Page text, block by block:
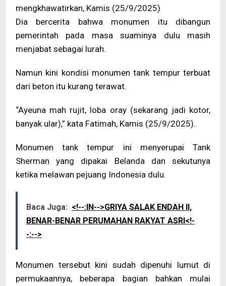
mengkhawatirkan, Kamis (25/9/2025)
Dia bercerita bahwa monumen itu dibangun
pemerintah pada masa suaminya dulu masih
menjabat sebagai lurah.
Namun kini kondisi monumen tank tempur terbuat
dari beton itu kurang terawat.
“Ayeuna mah rujit, loba oray (sekarang jadi kotor,
banyak ular),” kata Fatimah, Kamis (25/9/2025).
Monumen tank tempur ini menyerupai Tank
Sherman yang dipakai Belanda dan sekutunya
ketika melawan pejuang Indonesia dulu.
Baca Juga: <!--:IN-->GRIYA SALAK ENDAH II,
BENAR-BENAR PERUMAHAN RAKYAT ASRI<!-
-:-->
Monumen tersebut kini sudah dipenuhi lumut di
permukaannya, beberapa bagian bahkan mulai